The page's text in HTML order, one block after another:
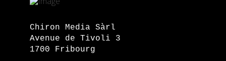
Chiron Media Sàrl
Avenue de Tivoli 3
1700 Fribourg